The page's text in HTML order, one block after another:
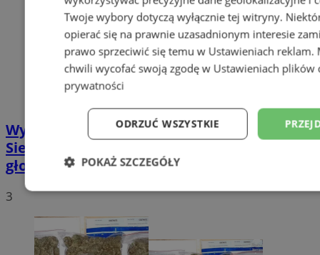
Wybory Prezydenckie 2020: W
Siemianowicach Śląskich już policzono
głosy
3
Twoje wybory dotyczą wyłącznie tej witryny.
opierać się na prawnie uzasadnionym interesie
prawo sprzeciwić się temu w Ustawieniach reklam.
chwili wycofać swoją zgodę w Ustawieniach plików
prywatności
ODRZUĆ WSZYSTKIE
POKAŻ SZCZEGÓŁY
Niezbędne Wydajność
Niesklasyfikowane